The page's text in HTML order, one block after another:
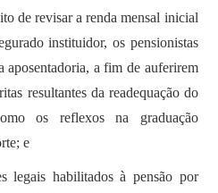
de revisar a renda mensal inicial
instituidor, os pensionistas
aposentadoria, a fim de auferirem
resultantes da readequação do
os reflexos na graduação
e
legais habilitados à pensão por